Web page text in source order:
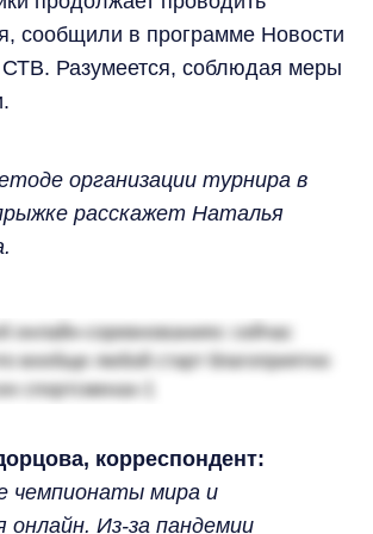
сообщили в программе Новости
СТВ. Разумеется, соблюдая меры
организации турнира в
расскажет Наталья
корреспондент:
чемпионаты мира и
онлайн. Из-за пандемии